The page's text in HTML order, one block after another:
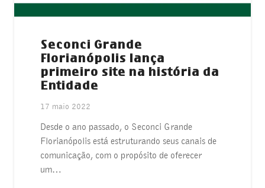
Seconci Grande
Florianópolis lança
primeiro site na história da
Entidade
17 maio 2022
Desde o ano passado, o Seconci Grande
Florianópolis está estruturando seus canais de
comunicação, com o propósito de oferecer
um…